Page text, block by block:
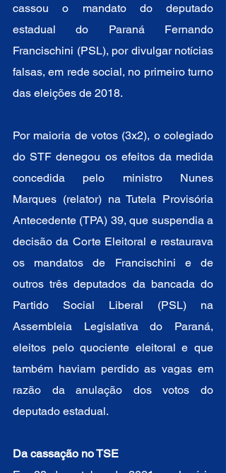
cassou o mandato do deputado
estadual do Paraná Fernando
Francischini (PSL), por divulgar notícias
falsas, em rede social, no primeiro turno
das eleições de 2018.
Por maioria de votos (3x2), o colegiado
do STF denegou os efeitos da medida
concedida pelo ministro Nunes
Marques (relator) na Tutela Provisória
Antecedente (TPA) 39, que suspendia a
decisão da Corte Eleitoral e restaurava
os mandatos de Francischini e de
outros três deputados da bancada do
Partido Social Liberal (PSL) na
Assembleia Legislativa do Paraná,
eleitos pelo quociente eleitoral e que
também haviam perdido as vagas em
razão da anulação dos votos do
deputado estadual.
Da cassação no TSE